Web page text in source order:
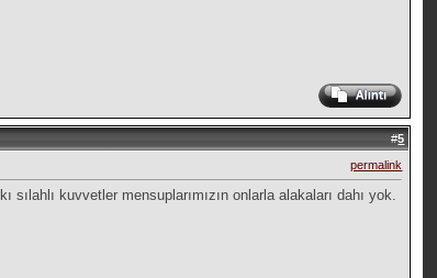
#5
permalink
sılahlı kuvvetler mensuplarımızın onlarla alakaları dahı yok.